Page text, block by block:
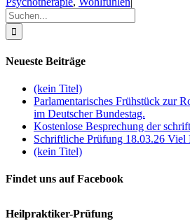
Suche
nach:
Neueste Beiträge
(kein Titel)
Parlamentarisches Frühstück zur
im Deutscher Bundestag.
Kostenlose Besprechung der
Schriftliche Prüfung 18.03.26
(kein Titel)
Findet uns auf Facebook
Heilpraktiker-Prüfung